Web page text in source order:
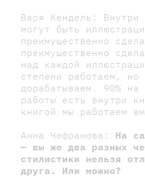
Варя Кендель: Внутри
могут быть
преимущественно
преимущественно
над каждой
степени работаем, но
дорабатываем. 90%
работы есть внутри
книгой мы работаем
Анна Чефранова: На
— вы же два разных
стилистики нельзя
друга. Или можно?